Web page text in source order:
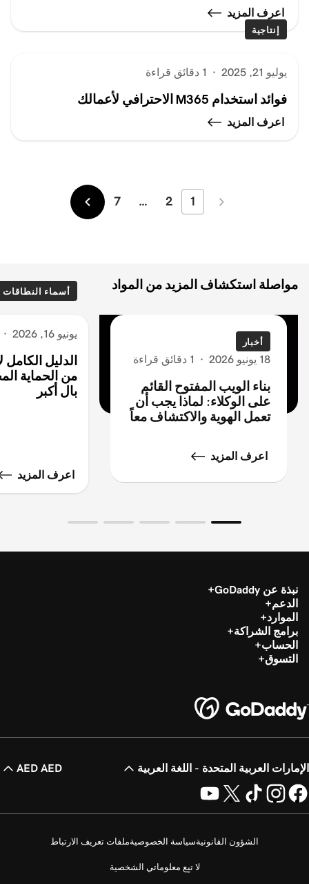
اعرف المزيد
إنتاجية
يوليو 21, 2025 · 1 دقائق قراءة
فوائد استخدام M365 الاحترافي لأعمالك
اعرف المزيد
الأحدث
1
2
…
7
الأقدم
مواصلة استكشاف المزيد من المواد
أخبار
18 يونيو 2026 · 1 دقائق قراءة
بناء الويب المفتوح القائم
على الوكلاء: لماذا يجب أن
تعمل الهوية والاكتشاف معاً
اعرف المزيد
أسماء النطاقات
يونيو 16, 2026 ·
الدليل
من الحماية
بال أكبر
اعرف المزيد
نبذة عن GoDaddy
الدعم
الموارد
برامج الشراكة
الحساب
التسوق
الإمارات العربية المتحدة - اللغة العربية AED AED
الشؤون القانونيةسياسة الخصوصيةملفات تعريف الارتباط
لا تبِع معلوماتي الشخصية